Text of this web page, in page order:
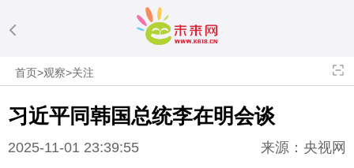
首页>观察>关注
习近平同韩国总统李在明会谈
2025-11-01 23:39:55 来源：央视网